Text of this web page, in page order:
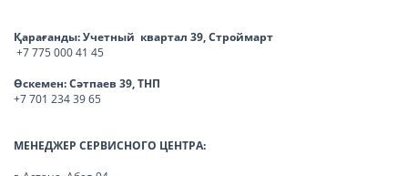
Қарағанды:Учетный квартал 39, Строймарт
+7 775 000 41 45
Өскемен:Сәтпаев 39, ТНП
+7 701 234 39 65
МЕНЕДЖЕР СЕРВИСНОГО ЦЕНТРА: